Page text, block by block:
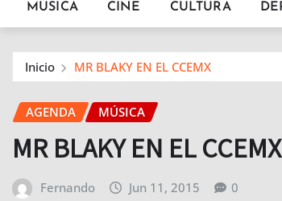
MÚSICA CINE CULTURA
Inicio MR BLAKY EN EL CCEMX
AGENDA MÚSICA
MR BLAKY EN EL CCEMX
Fernando Jun 11, 2015 0